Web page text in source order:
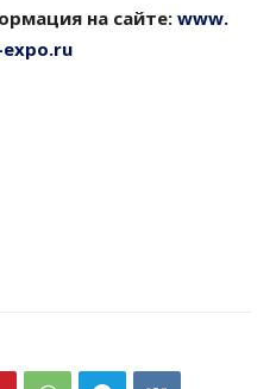
на сайте:www.